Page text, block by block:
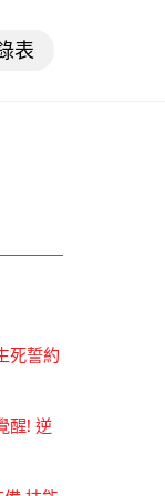
表
死誓約
醒! 逆